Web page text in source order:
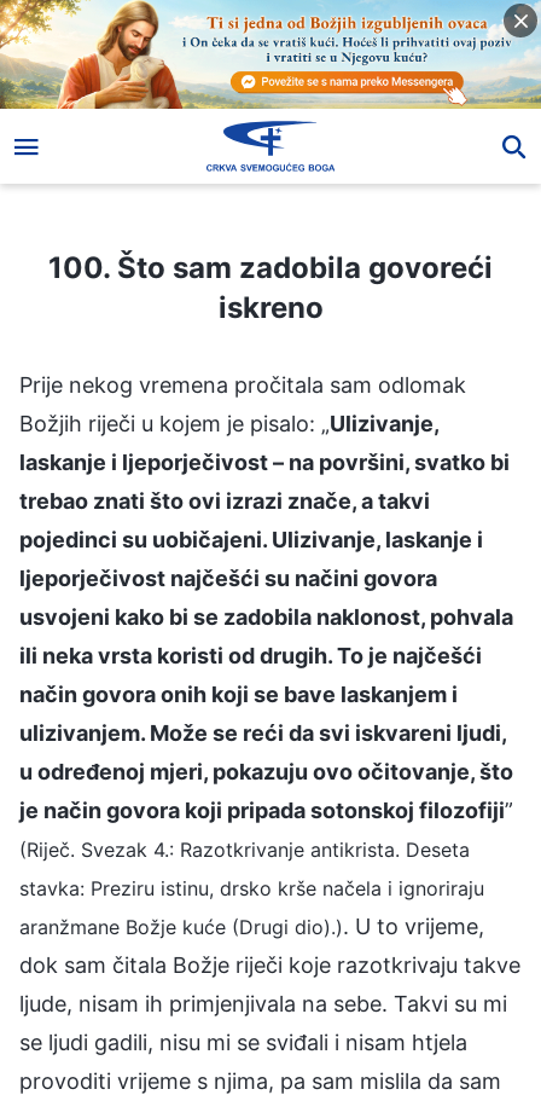
100. Što sam zadobila govoreći iskreno
100. Što sam zadobila govoreći
iskreno
Prije nekog vremena pročitala sam odlomak
Božjih riječi u kojem je pisalo: „Ulizivanje,
laskanje i ljeporječivost – na površini, svatko bi
trebao znati što ovi izrazi znače, a takvi
pojedinci su uobičajeni. Ulizivanje, laskanje i
ljeporječivost najčešći su načini govora
usvojeni kako bi se zadobila naklonost, pohvala
ili neka vrsta koristi od drugih. To je najčešći
način govora onih koji se bave laskanjem i
ulizivanjem. Može se reći da svi iskvareni ljudi,
u određenoj mjeri, pokazuju ovo očitovanje, što
je način govora koji pripada sotonskoj filozofiji”
(Riječ. Svezak 4.: Razotkrivanje antikrista. Deseta
stavka: Preziru istinu, drsko krše načela i ignoriraju
aranžmane Božje kuće (Drugi dio).). U to vrijeme,
dok sam čitala Božje riječi koje razotkrivaju takve
ljude, nisam ih primjenjivala na sebe. Takvi su mi
se ljudi gadili, nisu mi se sviđali i nisam htjela
provoditi vrijeme s njima, pa sam mislila da sam